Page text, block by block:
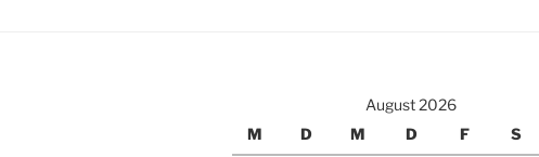
August 2026
M
D M D F S